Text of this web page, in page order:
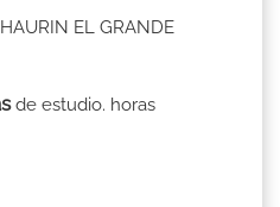
EL GRANDE
de estudio. horas